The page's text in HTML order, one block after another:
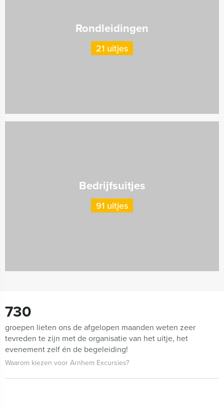
Rondleidingen
21 uitjes
Bedrijfsuitjes
91 uitjes
730
groepen lieten ons de afgelopen maanden weten zeer
tevreden te zijn met de organisatie van het uitje, het
evenement zelf én de begeleiding!
Waarom kiezen voor Arnhem Excursies?